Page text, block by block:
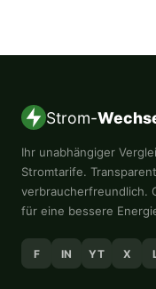
Strom-
Ihr unabhängiger
Stromtarife.
verbraucherfreundlich.
für eine bessere
F IN YT X